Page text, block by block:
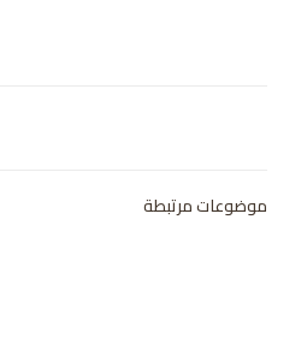
موضوعات مرتبطة